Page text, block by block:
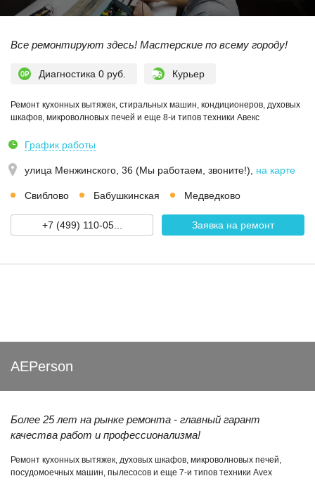
Все ремонтируют здесь! Мастерские по всему городу!
Диагностика 0 руб. Курьер
Ремонт кухонных вытяжек, стиральных машин, кондиционеров, духовых
шкафов, микроволновых печей и еще 8-и типов техники Авекс
График работы
улица Менжинского, 36 (Мы работаем, звоните!) на карте
Свиблово Бабушкинская Медведково
+7 (499) 110-05... Заявка на ремонт
AEPerson
Более 25 лет на рынке ремонта - главный гарант
качества работ и профессионализма!
Ремонт кухонных вытяжек, духовых шкафов, микроволновых печей,
посудомоечных машин, пылесосов и еще 7-и типов техники Avex